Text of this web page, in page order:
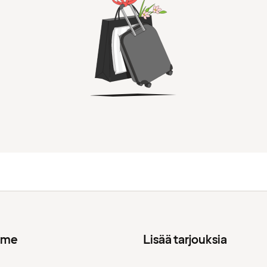
Lisää tarjouksia